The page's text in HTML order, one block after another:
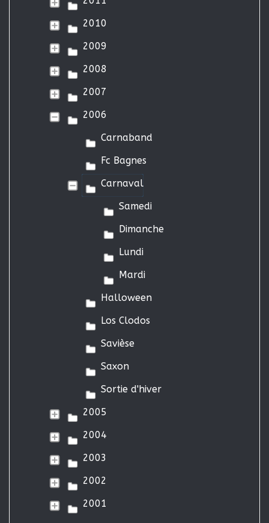
2010
2009
2008
2007
2006
Carnaband
Fc Bagnes
Carnaval
Samedi
Dimanche
Lundi
Mardi
Halloween
Los Clodos
Savièse
Saxon
Sortie d'hiver
2005
2004
2003
2002
2001